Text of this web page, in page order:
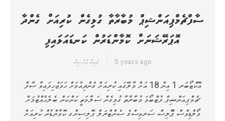
ސާފްޗެމްޕިއަންޝިޕް މުބާރާތާ ގުޅިގެން ކުރިއަށް ގެންދާ
އޮޕަރޭޝަނަށް ކޮމާންޑަރުން ކަނޑައަޅައިފި
ޒައިނާ މުހުސިން 5 years ago
އޮކްޓޯބަރ 1 އިން 18 އަށް މާލޭގައި ކުރިއަށް ގެންދިއުމަށް ހަމަޖެހިފައިވާ ސާފް
ޗެމްޕިއަންޝިޕް ފުޓްބޯޅަ މުބާރާތާ ގުޅިގެން ސަލާމަތީ ކަންކަން ބެލެހެއްޓުމަށް
މޯލްޑިވްސް ޕޮޮލިސް ސަރވިސްގެ ސެންޓްރަލް ޕޮލިސިންގ ކޮމާންޑުން ކުރިއަށް